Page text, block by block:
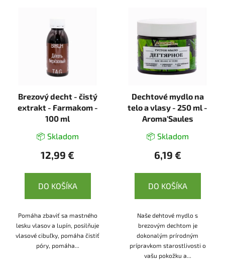
Brezový decht - čistý
extrakt - Farmakom -
100 ml
📦 Skladom
12,99 €
DO KOŠÍKA
Pomáha zbaviť sa mastného
lesku vlasov a lupín, posilňuje
vlasové cibuľky, pomáha čistiť
póry, pomáha...
Dechtové mydlo na
telo a vlasy - 250 ml -
Aroma'Saules
📦 Skladom
6,19 €
DO KOŠÍKA
Naše dehtové mydlo s
brezovým dechtom je
dokonalým prírodným
prípravkom starostlivosti o
vašu pokožku a...